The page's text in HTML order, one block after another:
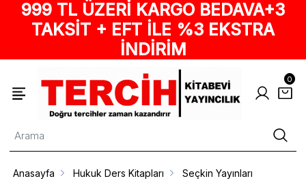
999 TL ÜZERİ KARGO BEDAVA+3
TAKSİT + EFT İLE %3 EKSTRA
İNDİRİM
0
Anasayfa Hukuk Ders Kitapları Seçkin Yayınları